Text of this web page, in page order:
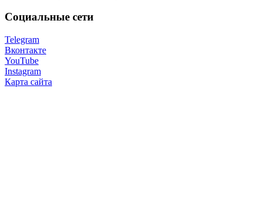
Социальные сети
Telegram
Вконтакте
YouTube
Instagram
Карта сайта